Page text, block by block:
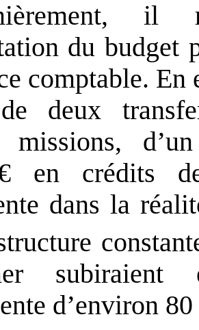
il
du budget
comptable.
deux
missions,
en crédits
dans la
d’environ